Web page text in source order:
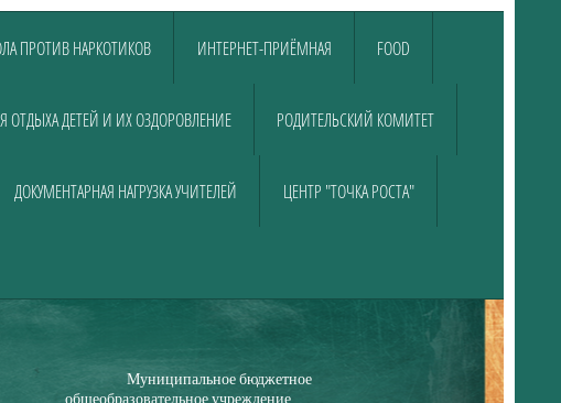
ПРОТИВ НАРКОТИКОВ ИНТЕРНЕТ-ПРИЁМНАЯ FOOD
ОТДЫХА ДЕТЕЙ И ИХ ОЗДОРОВЛЕНИЕ РОДИТЕЛЬСКИЙ КОМИТЕТ
ДОКУМЕНТАРНАЯ НАГРУЗКА УЧИТЕЛЕЙ ЦЕНТР "ТОЧКА РОСТА"
бюджетное
учреждение